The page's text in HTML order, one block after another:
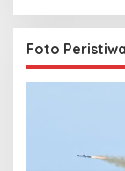
Foto Peristiwa